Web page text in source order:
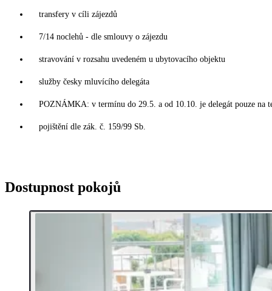
transfery v cíli zájezdů
7/14 noclehů - dle smlouvy o zájezdu
stravování v rozsahu uvedeném u ubytovacího objektu
služby česky mluvícího delegáta
POZNÁMKA: v termínu do 29.5. a od 10.10. je delegát pouze na
pojištění dle zák. č. 159/99 Sb.
Dostupnost pokojů